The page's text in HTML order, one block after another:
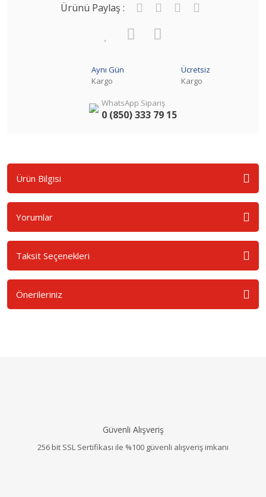
Ürünü Paylaş :
Aynı Gün
Kargo
Ücretsiz
Kargo
WhatsApp Sipariş
0 (850) 333 79 15
Ürün Bilgisi
Yorumlar
Taksit Seçenekleri
Önerileriniz
Güvenli Alışveriş
256 bit SSL Sertifikası ile %100 güvenli alışveriş imkanı